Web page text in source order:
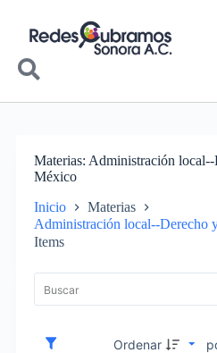
Materias Administración
México
Inicio
Materias
Administración local--Derecho
Items
Control de clasificación y
Ordenar